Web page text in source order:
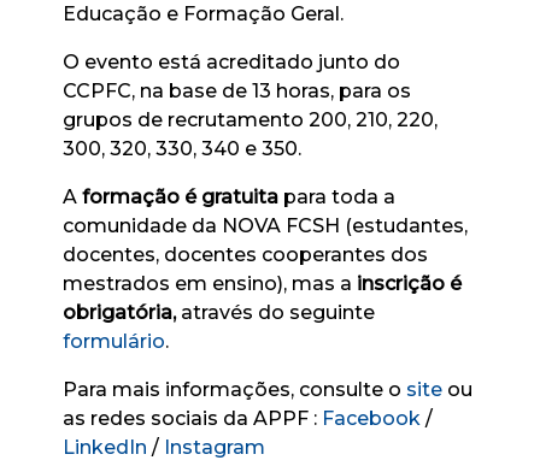
Educação e Formação Geral.
O evento está acreditado junto do
CCPFC, na base de 13 horas, para os
grupos de recrutamento 200, 210, 220,
300, 320, 330, 340 e 350.
Aformação é gratuita para toda a
comunidade da NOVA FCSH (estudantes,
docentes, docentes cooperantes dos
mestrados em ensino), mas a inscrição é
obrigatória,através do seguinte
formulário.
Para mais informações, consulte o site ou
as redes sociais da APPF : Facebook /
LinkedIn / Instagram